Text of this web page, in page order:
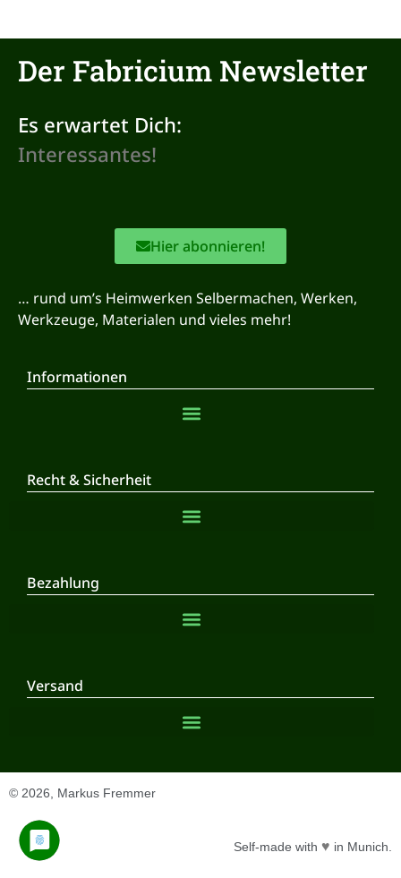
Der Fabricium Newsletter
Es erwartet Dich:
Hier abonnieren!
… rund um’s Heimwerken Selbermachen, Werken,
Werkzeuge, Materialen und vieles mehr!
Informationen
Recht & Sicherheit
Bezahlung
Versand
© 2026, Markus Fremmer
Self-made with ♥ in Munich.